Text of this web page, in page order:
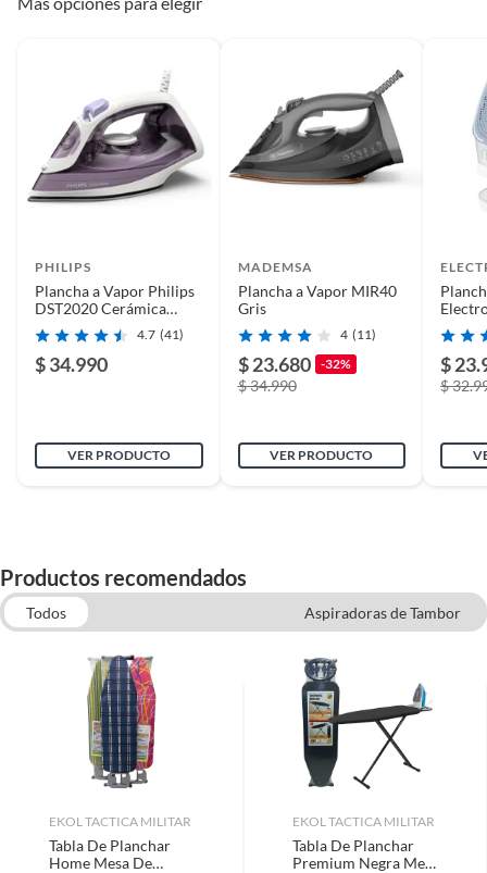
Antiadherente
Peso del producto 3
Alto 29
Ancho 39
Duración en
condiciones
1 año
disponibilidad de
repuestos
PHILIPS
Plancha a Vapor Philips
DST2020 Cerámica
250ml Potente
4.7 (41)
$ 34.990
VER PRODUCTO
MADEMSA
Plancha a Vapor MIR40
Gris
4 (11)
$ 23.680 -32%
$ 34.990
VER PRODUCTO
BA-
$
$
Productos recomendados
Todos
Aspiradoras de Tambor
Tostadores Electricos
Tablas de Planchar
Extractores de jugo y exprimidores
Hervidores
EKOL TACTICA MILITAR
Tabla De Planchar
Home Mesa De
EKOL TACTICA MILITAR
Tabla De Planchar
Premium Negra Mesa